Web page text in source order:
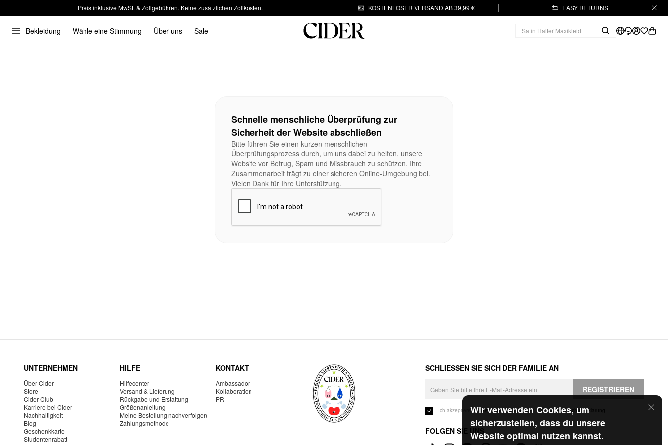
Preis inklusive MwSt. & Zollgebühren. Keine zusätzlichen Zollkosten. KOSTENLOSER VERSAND AB 39,99 € EASY RETURNS
Bekleidung Wähle eine Stimmung Über uns Sale
Wir verwenden Cookies, um
sicherzustellen, dass du unsere
Website optimal nutzen kannst.
Schnelle menschliche Überprüfung zur
Sicherheit der Website abschließen
Bitte führen Sie einen kurzen menschlichen
Überprüfungsprozess durch, um uns dabei zu helfen, unsere
Website vor Betrug, Spam und Missbrauch zu schützen. Ihre
Zusammenarbeit trägt zu einer sicheren Online-Umgebung bei.
Vielen Dank für Ihre Unterstützung.
UNTERNEHMEN
Über Cider
Store
Cider Club
Karriere bei Cider
Nachhaltigkeit
Blog
Geschenkkarte
Studentenrabatt
HILFE
Hilfecenter
Versand & Lieferung
Rückgabe und Erstattung
Größenanleitung
Meine Bestellung nachverfolgen
Zahlungsmethode
KONTAKT
Ambassador
Kollaboration
PR
SCHLIESSEN SIE SICH DER FAMILIE AN
REGISTRIEREN
Ich akzeptiere dieGeschäftsbedingungen und die Datenschutzerklärung
FOLGEN SIE UNS